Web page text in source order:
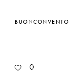
BUONCONVENTO
0